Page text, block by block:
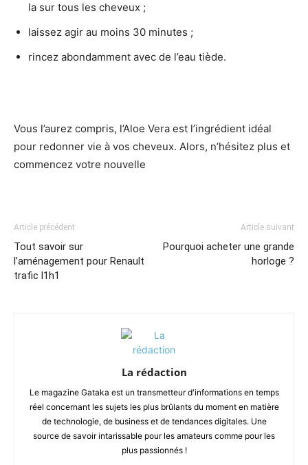
la sur tous les cheveux ;
laissez agir au moins 30 minutes ;
rincez abondamment avec de l’eau tiède.
Vous l’aurez compris, l’Aloe Vera est l’ingrédient idéal
pour redonner vie à vos cheveux. Alors, n’hésitez plus et
commencez votre nouvelle
Article précédent
Tout savoir sur
l’aménagement pour Renault
trafic l1h1
Article suivant
Pourquoi acheter une grande
horloge ?
La rédaction
Le magazine Gataka est un transmetteur d'informations en temps
réel concernant les sujets les plus brûlants du moment en matière
de technologie, de business et de tendances digitales. Une
source de savoir intarissable pour les amateurs comme pour les
plus passionnés !